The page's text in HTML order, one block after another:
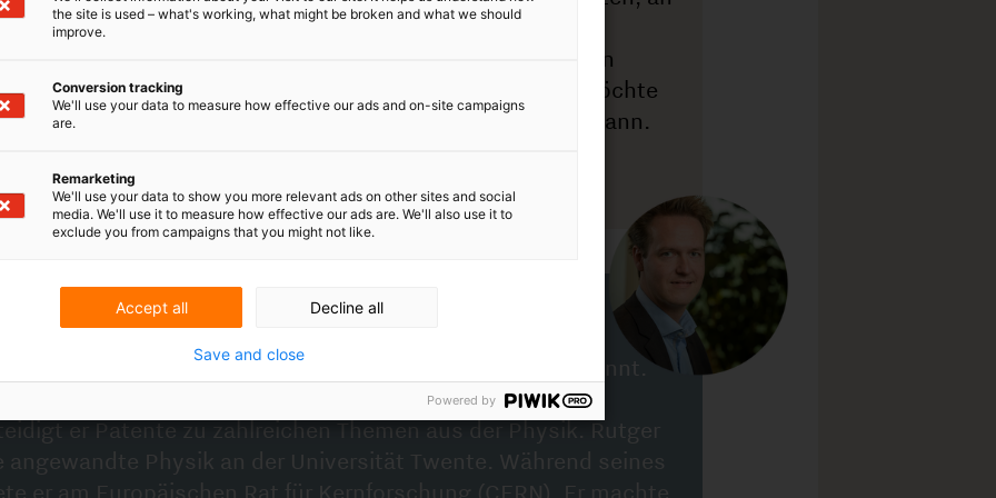
bei V.O.
Kanzlei tätig. In dieser Funktion
zu zahlreichen Themen aus der Physik. Rutger
an der Universität Twente. Während seines
Rat für Kernforschung (CERN). Er machte
Molekularphysik (AMOLF) in Amsterdam.
in den Bereichen Optik, physikalische
und Partner Mark Einerhand. Marks Tod
an, als er 1998 bei V.O. eintrat, leistete er
the site is used – what's working, what might be broken and what we should
improve.
Conversion tracking
We'll use your data to measure how effective our ads and on-site campaigns
are.
Remarketing
We'll use your data to show you more relevant ads on other sites and social
media. We'll use it to measure how effective our ads are. We'll also use it to
exclude you from campaigns that you might not like.
Accept all Decline all
Save and close
Powered by